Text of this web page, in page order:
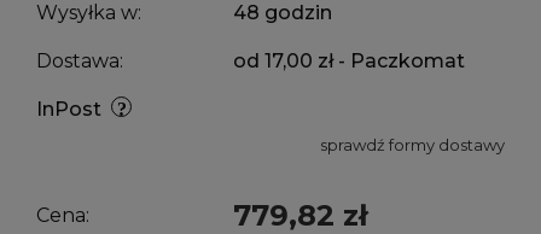
Wysyłka w: 48 godzin
Dostawa: od 17,00 zł - Paczkomat
InPost
sprawdź formy dostawy
Cena: 779,82 zł